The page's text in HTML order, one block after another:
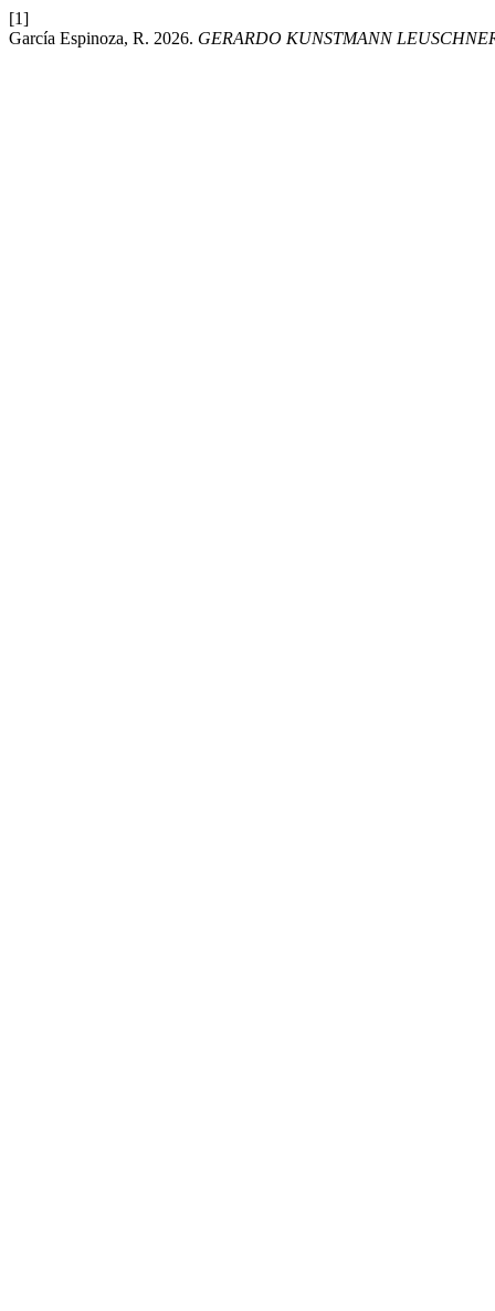
[1]
García Espinoza, R. 2026. GERARDO KUNSTMANN